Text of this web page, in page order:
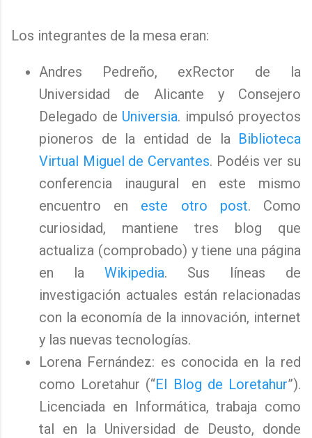
Los integrantes de la mesa eran:
Andres Pedreño, exRector de la
Universidad de Alicante y Consejero
Delegado de Universia. impulsó proyectos
pioneros de la entidad de la Biblioteca
Virtual Miguel de Cervantes. Podéis ver su
conferencia inaugural en este mismo
encuentro en este otro post. Como
curiosidad, mantiene tres blog que
actualiza (comprobado) y tiene una página
en la Wikipedia. Sus líneas de
investigación actuales están relacionadas
con la economía de la innovación, internet
y las nuevas tecnologías.
Lorena Fernández: es conocida en la red
como Loretahur (“El Blog de Loretahur”).
Licenciada en Informática, trabaja como
tal en la Universidad de Deusto, donde